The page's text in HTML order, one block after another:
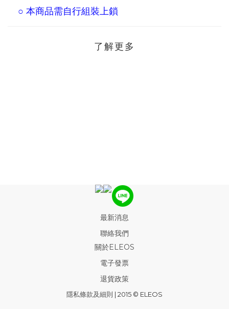
○ 本商品需自行組裝上鎖
了解更多
最新消息
聯絡我們
關於ELEOS
電子發票
退貨政策
隱私條款及細則 | 2015 © ELEOS